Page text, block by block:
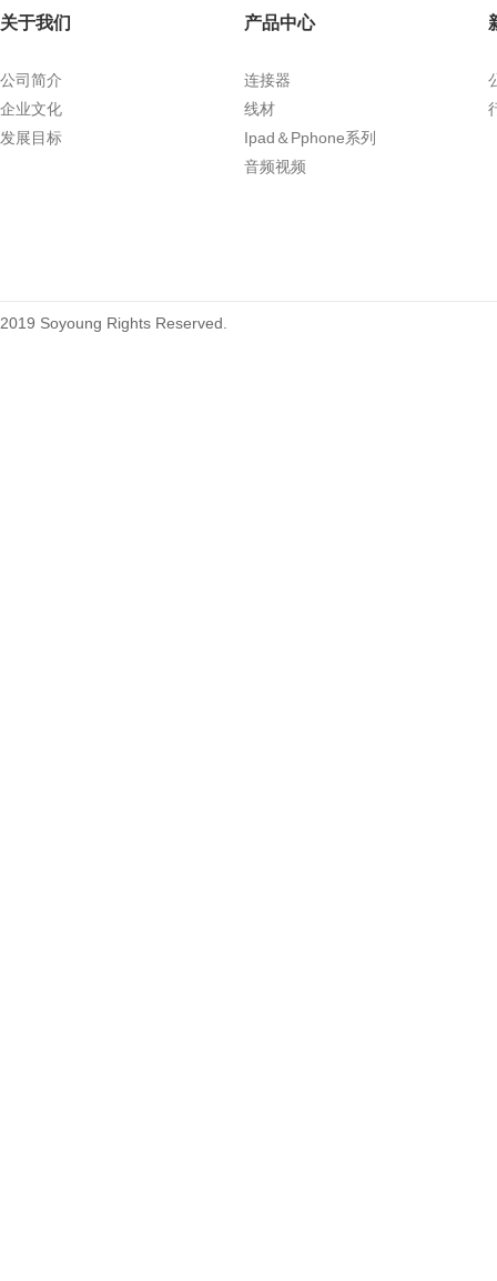
1.27mm (.050) Right Angle DIP
Type Female Connector 04-26Pin
关于我们
公司简介
企业文化
发展目标
产品中心
连接器
线材
Ipad＆Pphone系列
音频视频
2019 Soyoung Rights Reserved.